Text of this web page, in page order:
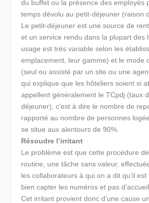
du buffet ou la présence des employés
temps dévolu au petit-déjeuner (raison
Le petit-déjeuner est une source de
et un service rendu dans la plupart des
usage est très variable selon les
emplacement, leur gamme) et le mode
(seul ou assisté par un site ou une
qui explique que les hôteliers soient si
appellent généralement le TCpdj (taux
déjeuner), c’est à dire le nombre de
rapporté au nombre de personnes
se situe aux alentours de 90%.
Résoudre l’irritant
Le problème est que cette procédure
routine, une tâche sans valeur,
les collaborateurs à qui on a dit qu’il
bien capter les numéros et pas
Cet irritant provient donc d’une cause